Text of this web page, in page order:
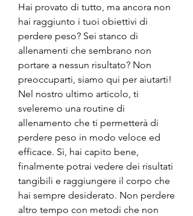
Hai provato di tutto, ma ancora non
hai raggiunto i tuoi obiettivi di
perdere peso? Sei stanco di
allenamenti che sembrano non
portare a nessun risultato? Non
preoccuparti, siamo qui per aiutarti!
Nel nostro ultimo articolo, ti
sveleremo una routine di
allenamento che ti permetterà di
perdere peso in modo veloce ed
efficace. Sì, hai capito bene,
finalmente potrai vedere dei risultati
tangibili e raggiungere il corpo che
hai sempre desiderato. Non perdere
altro tempo con metodi che non